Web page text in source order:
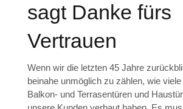
sagt Danke fürs
Vertrauen
Wenn wir die letzten 45 Jahre
beinahe unmöglich zu zählen, wie viele
Balkon- und Terrasentüren und